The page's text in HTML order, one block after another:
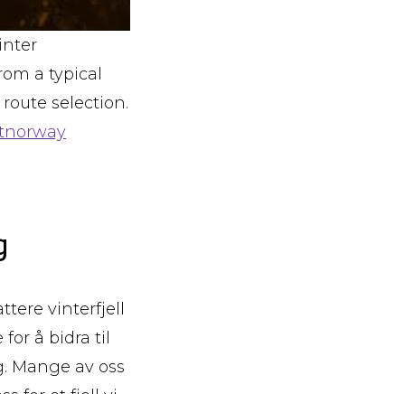
a typical
selection.
vinterfjell
for å bidra til
Mange av oss